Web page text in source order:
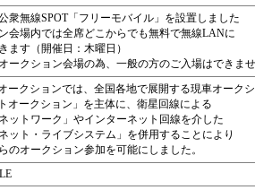
衆無線SPOT「フリーモバイル」を設置しました
会場内では全席どこからでも無料で無線LANに
ます（開催日：木曜日）
ークション会場の為、一般の方のご入場はできま
ークションでは、全国各地で展開する現車オーク
トオークション」を主体に、衛星回線による
ネットワーク」やインターネット回線を介した
ット・ライブシステム」を併用することにより
のオークション参加を可能にしました。